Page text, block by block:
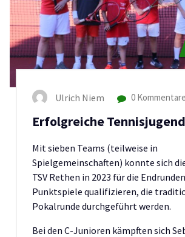
Ulrich Niem 0 Kommentare
Erfolgreiche Tennisjugend
Mit sieben Teams (teilweise in
Spielgemeinschaften) konnte sich
TSV Rethen in 2023 für die
Punktspiele qualifizieren, die
Pokalrunde durchgeführt werden.
Bei den C-Junioren kämpften sich